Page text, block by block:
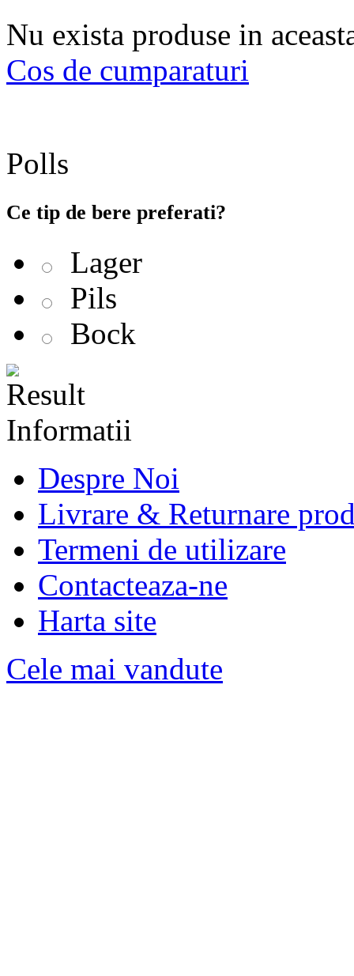
Nu exista produse in
Cos de cumparaturi
Polls
Ce tip de bere preferati?
Lager
Pils
Bock
Informatii
Despre Noi
Livrare & Returnare
Termeni de utilizare
Contacteaza-ne
Harta site
Cele mai vandute